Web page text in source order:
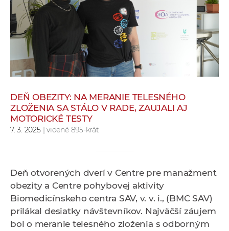
c
a
p
r
DEŇ OBEZITY: NA MERANIE TELESNÉHO
ZLOŽENIA SA STÁLO V RADE, ZAUJALI AJ
MOTORICKÉ TESTY
7. 3. 2025| videné 895-krát
Deň otvorených dverí v Centre pre manažment
obezity a Centre pohybovej aktivity
Biomedicínskeho centra SAV, v. v. i., (BMC SAV)
prilákal desiatky návštevníkov. Najväčší záujem
bol o meranie telesného zloženia s odborným